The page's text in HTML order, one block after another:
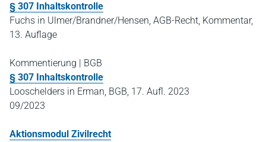
§ 307 Inhaltskontrolle
Fuchs in Ulmer/Brandner/Hensen, AGB-Recht, Kommentar,
13. Auflage
Kommentierung | BGB
§ 307 Inhaltskontrolle
Looschelders in Erman, BGB, 17. Aufl. 2023
09/2023
Aktionsmodul Zivilrecht